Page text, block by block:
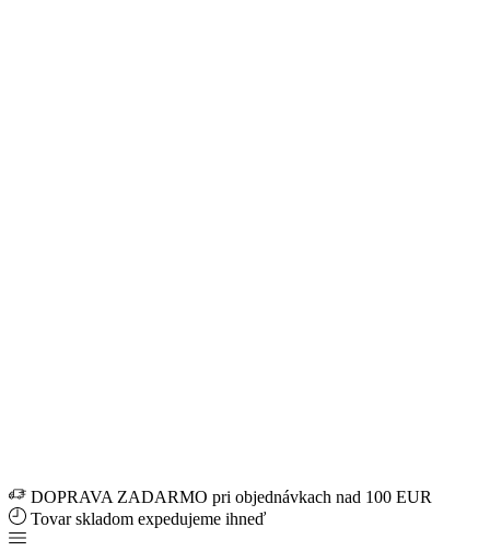
DOPRAVA ZADARMO pri objednávkach nad 100 EUR
Tovar skladom expedujeme ihneď